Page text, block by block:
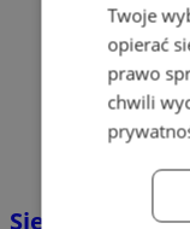
Siemianowicki
Twoje
opierać
prawo
chwili